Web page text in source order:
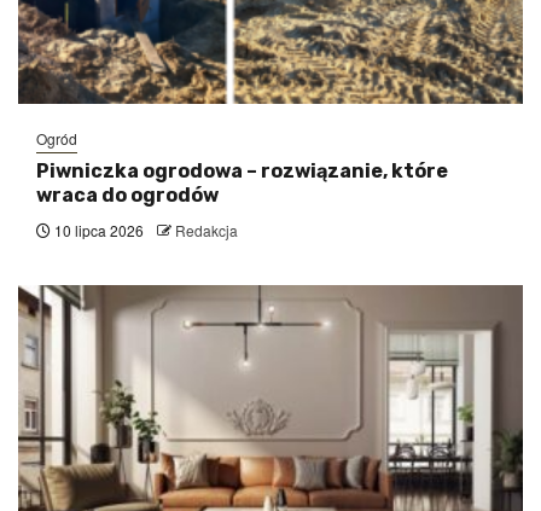
Ogród
Piwniczka ogrodowa – rozwiązanie, które
wraca do ogrodów
10 lipca 2026 Redakcja